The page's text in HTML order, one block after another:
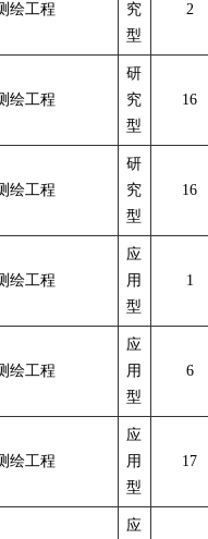
绘工程
究
型
2
绘工程
研
究
型
16
绘工程
研
究
型
16
绘工程
应
用
型
1
绘工程
应
用
型
6
绘工程
应
用
型
17
应